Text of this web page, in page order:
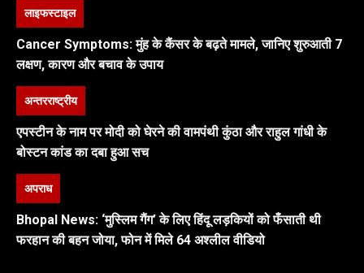
लाइफस्टाइल
Cancer Symptoms: मुंह के कैंसर के बढ़ते मामले, जानिए शुरुआती 7
लक्षण, कारण और बचाव के उपाय
अन्तरराष्ट्रीय
एपस्टीन के नाम पर मोदी को घेरने की वामपंथी कुंठा और राहुल गांधी के
बोस्टन कांड का दबा हुआ सच
अपराध
Bhopal News: ‘मुस्लिम गैंग’ के लिए हिंदू लड़कियों को फँसाती थी
फरहान की बहन जोया, फोन में मिले 64 अश्लील वीडियो